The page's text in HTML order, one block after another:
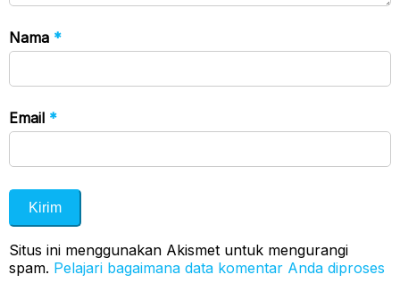
Nama *
Email *
Situs ini menggunakan Akismet untuk mengurangi
spam. Pelajari bagaimana data komentar Anda diproses